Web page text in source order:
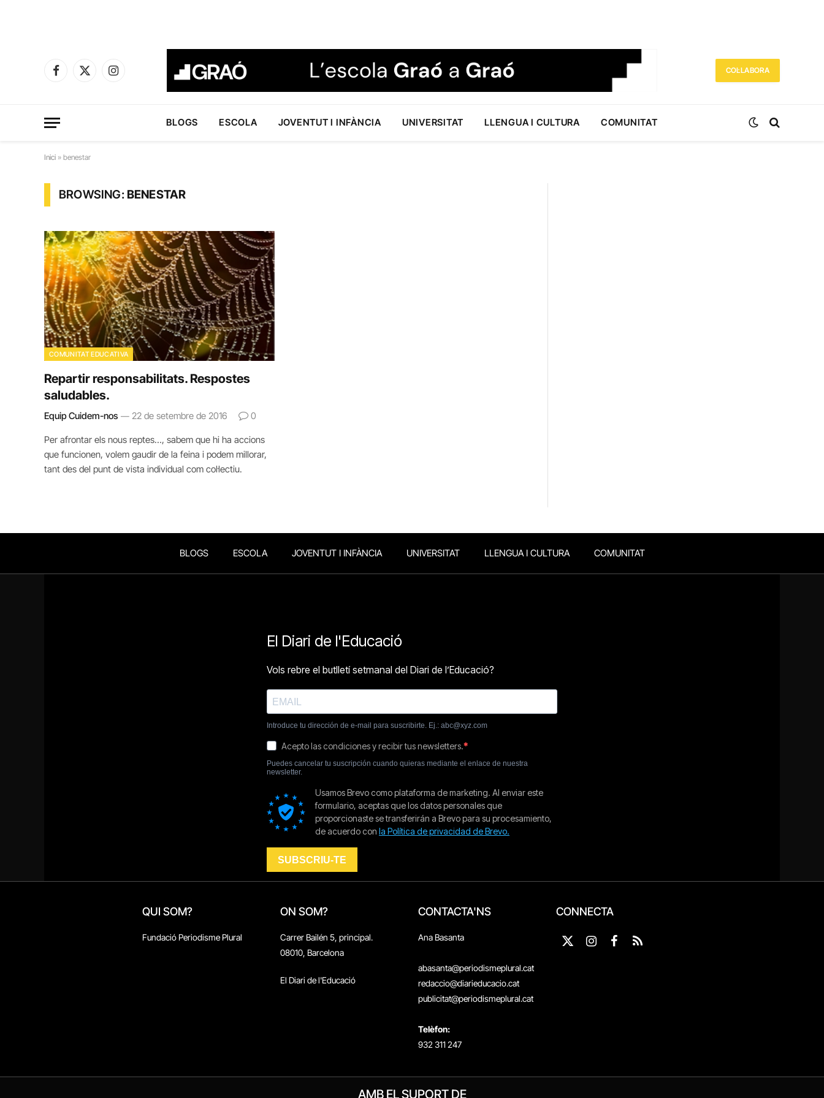
Facebook
X
Instagram
COL·LABORA
BLOGS ESCOLA JOVENTUT I INFÀNCIA UNIVERSITAT LLENGUA I CULTURA COMUNITAT
Inici » benestar
BROWSING:BENESTAR
COMUNITAT EDUCATIVA
Repartir responsabilitats. Respostes
saludables.
Equip Cuidem-nos 22 de setembre de 2016 0
Per afrontar els nous reptes…, sabem que hi ha accions
que funcionen, volem gaudir de la feina i podem millorar,
tant des del punt de vista individual com col·lectiu.
BLOGS ESCOLA JOVENTUT I INFÀNCIA UNIVERSITAT LLENGUA I CULTURA COMUNITAT
QUI SOM?
Fundació Periodisme Plural
ON SOM?
Carrer Bailén 5, principal.
08010, Barcelona
El Diari de l'Educació
CONTACTA'NS
Ana Basanta
abasanta@periodismeplural.cat
redaccio@diarieducacio.cat
publicitat@periodismeplural.cat
Telèfon:
932 311 247
CONNECTA
X
InstagramFacebook
RSS
AMB EL SUPORT DE